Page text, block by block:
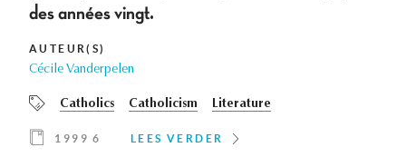
des années vingt.
AUTEUR(S)
Cécile Vanderpelen
Catholics Catholicism Literature
1999 6 LEES VERDER